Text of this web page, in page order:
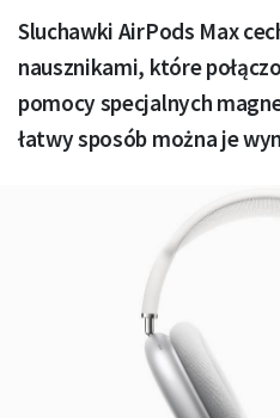
Sluchawki AirPods Max
nausznikami, które
pomocy specjalnych
łatwy sposób można je